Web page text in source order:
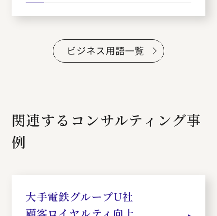
ビジネス用語一覧
関連するコンサルティング事
例
大手電鉄グループU社
顧客ロイヤルティ向上